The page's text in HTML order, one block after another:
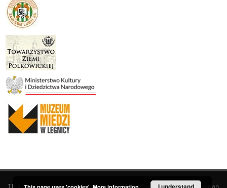
This service runs onDInGO dLibra 6.3.19software created by Poznan